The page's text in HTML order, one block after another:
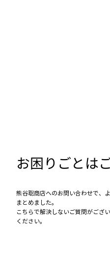
お困りごとは
熊谷聡商店へのお問い合わせで、
まとめました。
こちらで解決しないご質問がござ
ください。